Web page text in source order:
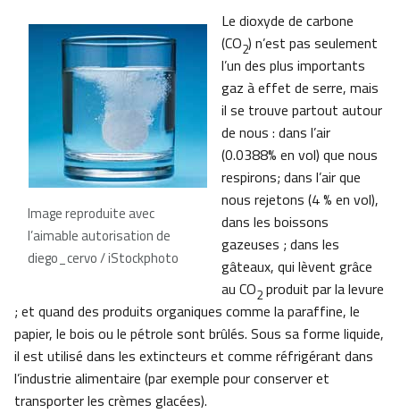
Image reproduite avec
l’aimable autorisation de
diego_cervo / iStockphoto
Le dioxyde de carbone
(CO2) n’est pas seulement
l’un des plus importants
gaz à effet de serre, mais
il se trouve partout autour
de nous : dans l’air
(0.0388% en vol) que nous
respirons; dans l’air que
nous rejetons (4 % en vol),
dans les boissons
gazeuses ; dans les
gâteaux, qui lèvent grâce
au CO2 produit par la levure
; et quand des produits organiques comme la paraffine, le
papier, le bois ou le pétrole sont brûlés. Sous sa forme liquide,
il est utilisé dans les extincteurs et comme réfrigérant dans
l’industrie alimentaire (par exemple pour conserver et
transporter les crèmes glacées).